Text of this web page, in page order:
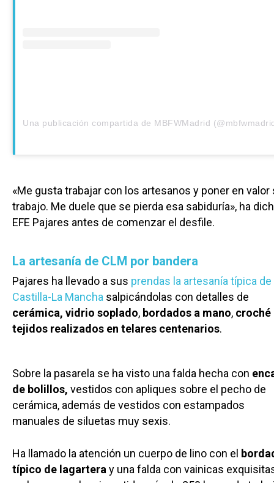
Una publicación compartida de MBFWMadrid
«Me gusta trabajar con los artesanos y poner en valor
trabajo. Me duele que se pierda esa sabiduría», ha
EFE Pajares antes de comenzar el desfile.
La artesanía de CLM por bandera
Pajares ha llevado a sus prendas la artesanía típica de
Castilla-La Mancha salpicándolas con detalles de
cerámica, vidrio soplado, bordados a mano, croché
tejidos realizados en telares centenarios.
Sobre la pasarela se ha visto una falda hecha con
de bolillos, vestidos con apliques sobre el pecho de
cerámica, además de vestidos con estampados
manuales de siluetas muy sexis.
Ha llamado la atención un cuerpo de lino con el
típico de lagartera y una falda con vainicas